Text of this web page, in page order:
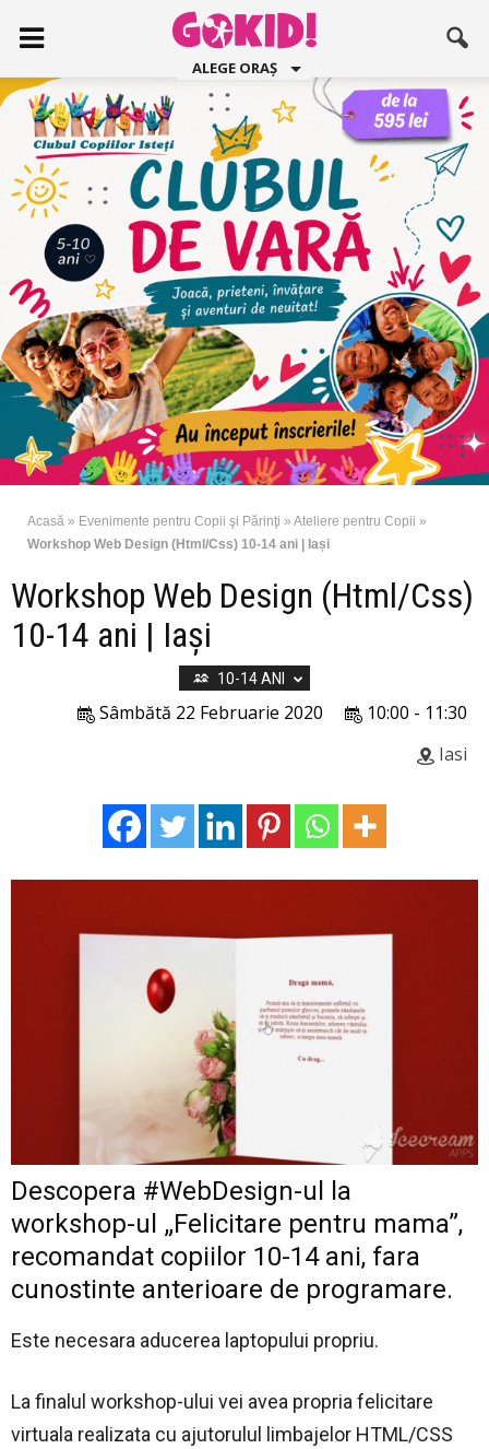
ALEGE ORAȘ
Acasă » Evenimente pentru Copii şi Părinţi » Ateliere pentru Copii »
Workshop Web Design (Html/Css) 10-14 ani | Iași
Workshop Web Design (Html/Css)
10-14 ani | Iași
10-14 ANI
10:00 - 11:30
Sâmbătă 22 Februarie 2020
Iasi
Descopera #WebDesign-ul la
workshop-ul „Felicitare pentru mama”,
recomandat copiilor 10-14 ani, fara
cunostinte anterioare de programare.
Este necesara aducerea laptopului propriu.
La finalul workshop-ului vei avea propria felicitare
virtuala realizata cu ajutorulul limbajelor HTML/CSS